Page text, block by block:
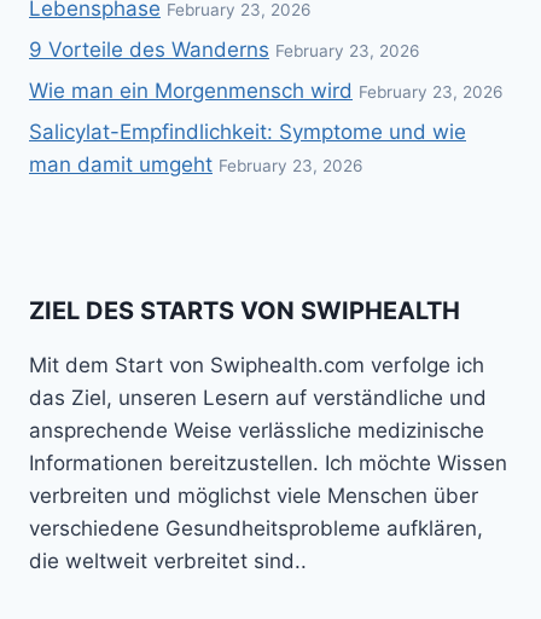
Lebensphase February 23, 2026
9 Vorteile des Wanderns February 23, 2026
Wie man ein Morgenmensch wird February 23, 2026
Salicylat-Empfindlichkeit: Symptome und wie
man damit umgeht February 23, 2026
ZIEL DES STARTS VON SWIPHEALTH
Mit dem Start von Swiphealth.com verfolge ich
das Ziel, unseren Lesern auf verständliche und
ansprechende Weise verlässliche medizinische
Informationen bereitzustellen. Ich möchte Wissen
verbreiten und möglichst viele Menschen über
verschiedene Gesundheitsprobleme aufklären,
die weltweit verbreitet sind..